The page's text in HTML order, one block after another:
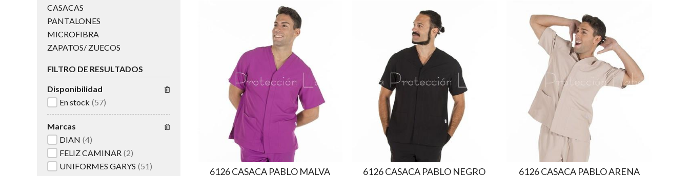
6126 CASACA PABLO MALVA 6126 CASACA PABLO NEGRO 6126 CASACA PABLO ARENA
CASACAS
PANTALONES
MICROFIBRA
ZAPATOS/ ZUECOS
FILTRO DE RESULTADOS
Disponibilidad
En stock (57)
Marcas
DIAN (4)
FELIZ CAMINAR (2)
UNIFORMES GARYS (51)